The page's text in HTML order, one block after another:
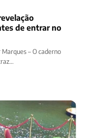
de entrar no
Marques – O caderno